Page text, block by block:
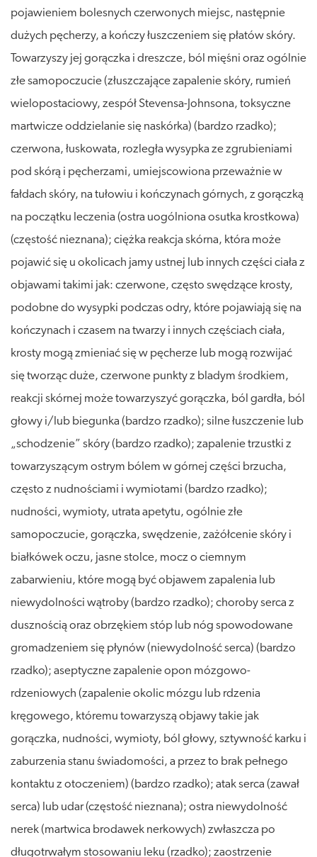
pojawieniem bolesnych czerwonych miejsc, następnie
dużych pęcherzy, a kończy łuszczeniem się płatów skóry.
Towarzyszy jej gorączka i dreszcze, ból mięśni oraz ogólnie
złe samopoczucie (złuszczające zapalenie skóry, rumień
wielopostaciowy, zespół Stevensa-Johnsona, toksyczne
martwicze oddzielanie się naskórka) (bardzo rzadko);
czerwona, łuskowata, rozległa wysypka ze zgrubieniami
pod skórą i pęcherzami, umiejscowiona przeważnie w
fałdach skóry, na tułowiu i kończynach górnych, z gorączką
na początku leczenia (ostra uogólniona osutka krostkowa)
(częstość nieznana); ciężka reakcja skórna, która może
pojawić się u okolicach jamy ustnej lub innych części ciała z
objawami takimi jak: czerwone, często swędzące krosty,
podobne do wysypki podczas odry, które pojawiają się na
kończynach i czasem na twarzy i innych częściach ciała,
krosty mogą zmieniać się w pęcherze lub mogą rozwijać
się tworząc duże, czerwone punkty z bladym środkiem,
reakcji skórnej może towarzyszyć gorączka, ból gardła, ból
głowy i/lub biegunka (bardzo rzadko); silne łuszczenie lub
„schodzenie” skóry (bardzo rzadko); zapalenie trzustki z
towarzyszącym ostrym bólem w górnej części brzucha,
często z nudnościami i wymiotami (bardzo rzadko);
nudności, wymioty, utrata apetytu, ogólnie złe
samopoczucie, gorączka, swędzenie, zażółcenie skóry i
białkówek oczu, jasne stolce, mocz o ciemnym
zabarwieniu, które mogą być objawem zapalenia lub
niewydolności wątroby (bardzo rzadko); choroby serca z
dusznością oraz obrzękiem stóp lub nóg spowodowane
gromadzeniem się płynów (niewydolność serca) (bardzo
rzadko); aseptyczne zapalenie opon mózgowo-
rdzeniowych (zapalenie okolic mózgu lub rdzenia
kręgowego, któremu towarzyszą objawy takie jak
gorączka, nudności, wymioty, ból głowy, sztywność karku i
zaburzenia stanu świadomości, a przez to brak pełnego
kontaktu z otoczeniem) (bardzo rzadko); atak serca (zawał
serca) lub udar (częstość nieznana); ostra niewydolność
nerek (martwica brodawek nerkowych) zwłaszcza po
długotrwałym stosowaniu leku (rzadko); zaostrzenie